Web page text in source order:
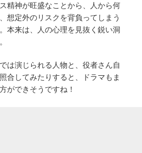
精神が旺盛なことから、人から何
想定外のリスクを背負ってしまう
本来は、人の心理を見抜く鋭い洞
は演じられる人物と、役者さん自
合してみたりすると、ドラマもま
ができそうですね！